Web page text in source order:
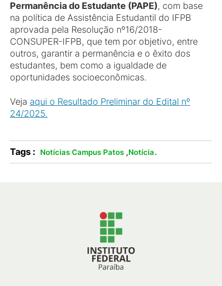
Permanência do Estudante (PAPE), com base
na política de Assistência Estudantil do IFPB
aprovada pela Resolução nº16/2018-
CONSUPER-IFPB, que tem por objetivo, entre
outros, garantir a permanência e o êxito dos
estudantes, bem como a igualdade de
oportunidades socioeconômicas.
Veja aqui o Resultado Preliminar do Edital nº
24/2025.
Tags : Notícias Campus Patos ,Notícia.